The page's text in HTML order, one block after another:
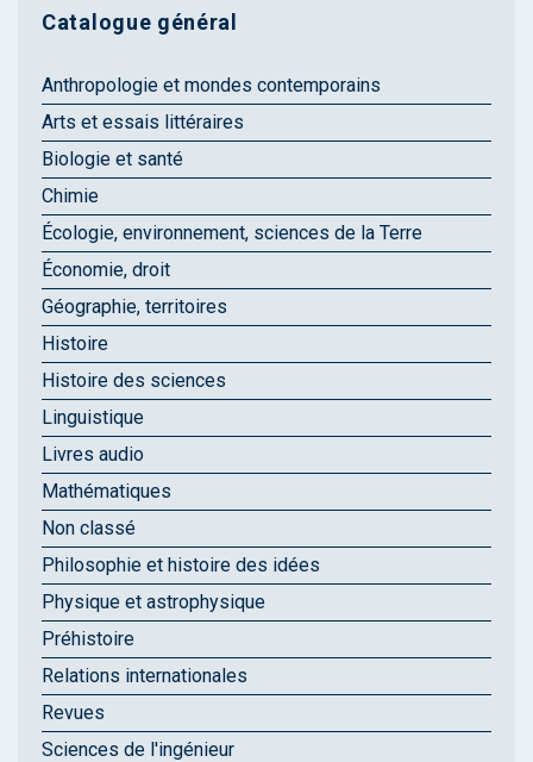
Catalogue général
Anthropologie et mondes contemporains
Arts et essais littéraires
Biologie et santé
Chimie
Écologie, environnement, sciences de la Terre
Économie, droit
Géographie, territoires
Histoire
Histoire des sciences
Linguistique
Livres audio
Mathématiques
Non classé
Philosophie et histoire des idées
Physique et astrophysique
Préhistoire
Relations internationales
Revues
Sciences de l'ingénieur